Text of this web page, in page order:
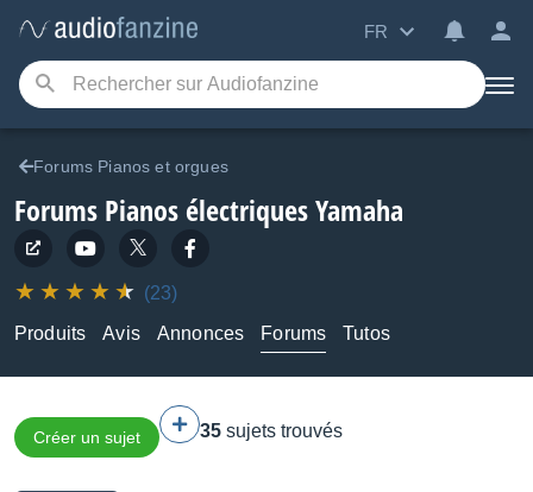
FR
Forums Pianos et orgues
Forums Pianos électriques Yamaha
(23)
Produits
Avis Annonces Forums Tutos
Créer un sujet 35 sujets trouvés